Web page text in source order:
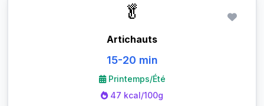
🥬
Artichauts
15-20 min
Printemps/Été
47 kcal/100g